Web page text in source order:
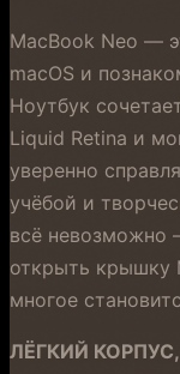
MacBook Neo —
macOS и
Ноутбук
Liquid Retina и
уверенно
учёбой и
всё невозможно
открыть крышку
многое
ЛЁГКИЙ